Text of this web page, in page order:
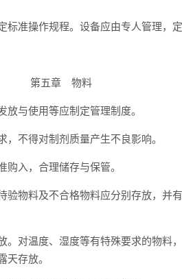
准操作规程。设备应由专人管理，定
第五章 物料
与使用等应制定管理制度。
不得对制剂质量产生不良影响。
入，合理储存与保管。
物料及不合格物料应分别存放，并
对温度、湿度等有特殊要求的物料
存放。